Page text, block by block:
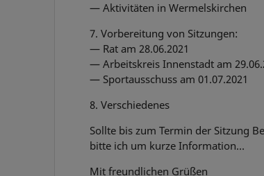
— Aktivitäten in Wermelskirchen
7. Vorbereitung von Sitzungen:
— Rat am 28.06.2021
— Arbeitskreis Innenstadt am
— Sportausschuss am 01.07.2021
8. Verschiedenes
Sollte bis zum Termin der Sitzung
bitte ich um kurze Information…
Mit freundlichen Grüßen